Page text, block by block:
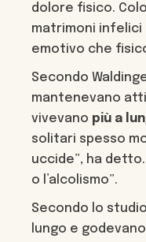
dolore fisico.
matrimoni infelici
emotivo che
Secondo
mantenevano
vivevano più a
solitari spesso
uccide”, ha
o l’alcolismo”.
Secondo lo
lungo e